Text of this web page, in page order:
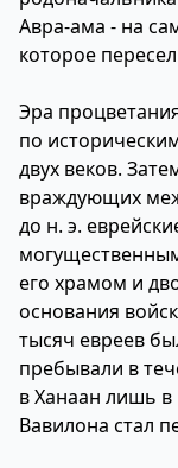
Авра-ама - на
которое
Эра
по
двух веков.
враждующих
до н. э.
его храмом и
основания
тысяч евреев
пребывали в
в Ханаан лишь в
Вавилона стал